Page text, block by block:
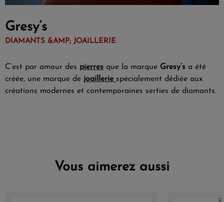
Gresy’s
DIAMANTS &AMP; JOAILLERIE
C’est par amour des pierres que la marque Gresy’s a été
créée, une marque de joaillerie spécialement dédiée aux
créations modernes et contemporaines serties de diamants.
Vous aimerez aussi